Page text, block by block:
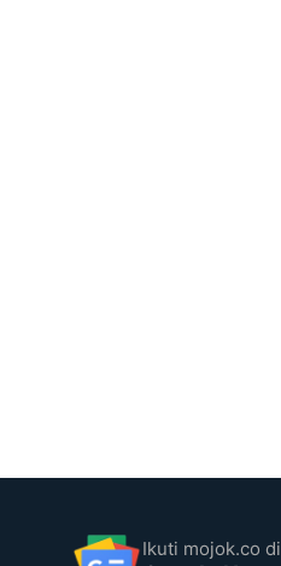
Ikuti mojok.co di